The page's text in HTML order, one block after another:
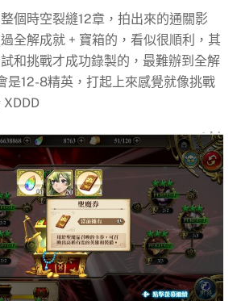
個時空裂縫12章，拍出來的通關影
全解成就 + 寶箱的，看似很順利，其
和挑戰才成功錄製的，最難辦到全解
是12-8精英，打起上來感覺就像挑戰
XDDD